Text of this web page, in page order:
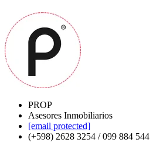
PROP
Asesores Inmobiliarios
[email protected]
(+598) 2628 3254 / 099 884 544